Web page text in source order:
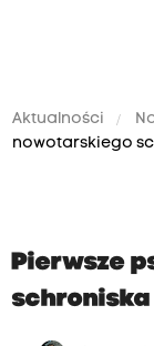
Aktualności
nowotarskiego
Pierwsze